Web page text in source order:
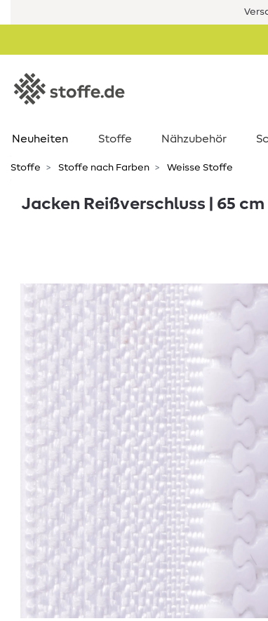
Neuheiten Stoffe Nähzubehör
Stoffe Stoffe nach Farben Weisse Stoffe
Jacken Reißverschluss | 65 cm